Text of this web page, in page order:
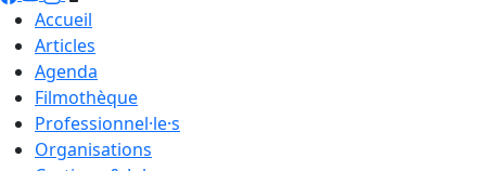
Accueil
Articles
Agenda
Filmothèque
Professionnel·le·s
Organisations